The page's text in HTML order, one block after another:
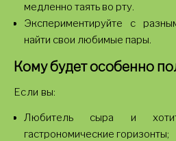
медленно таять во рту.
Экспериментируйте с
найти свои любимые пары.
Кому будет особенно
Если вы:
Любитель сыра и
гастрономические горизонты;